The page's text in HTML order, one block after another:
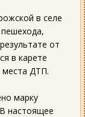
в селе
от
в карете
места ДТП.
марку
настоящее